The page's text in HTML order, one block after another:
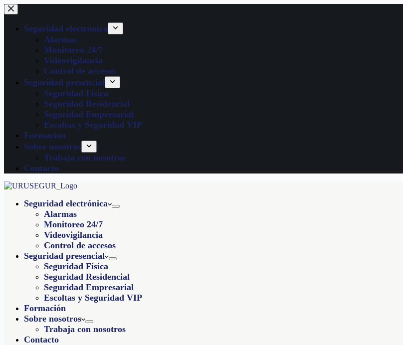
Seguridad electrónica
Alarmas
Monitoreo 24/7
Videovigilancia
Control de accesos
Seguridad presencial
Seguridad Física
Seguridad Residencial
Seguridad Empresarial
Escoltas y Seguridad VIP
Formación
Sobre nosotros
Trabaja con nosotros
Contacto
Seguridad electrónica
Alarmas
Monitoreo 24/7
Videovigilancia
Control de accesos
Seguridad presencial
Seguridad Física
Seguridad Residencial
Seguridad Empresarial
Escoltas y Seguridad VIP
Formación
Sobre nosotros
Trabaja con nosotros
Contacto